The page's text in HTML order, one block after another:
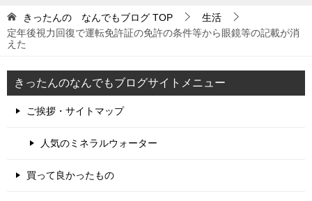
きったんの なんでもブログ TOP
生活
定年後視力回復で運転免許証の免許の条件等から眼鏡等の記載が消
えた
きったんのなんでもブログサイトメニュー
ご挨拶・サイトマップ
人気のミネラルウォーター
買って良かったもの